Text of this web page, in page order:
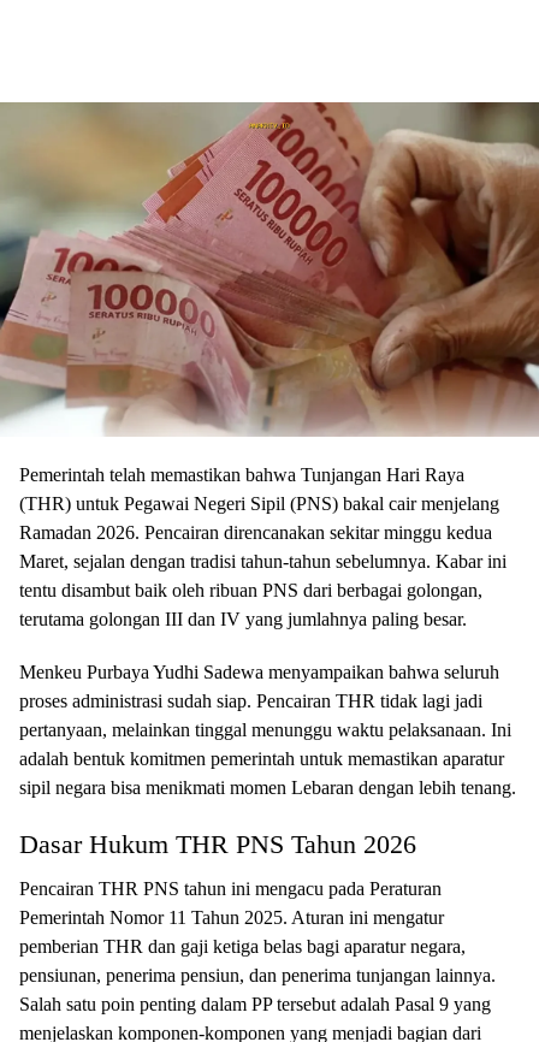
Pemerintah telah memastikan bahwa Tunjangan Hari Raya
(THR) untuk Pegawai Negeri Sipil (PNS) bakal cair menjelang
Ramadan 2026. Pencairan direncanakan sekitar minggu kedua
Maret, sejalan dengan tradisi tahun-tahun sebelumnya. Kabar ini
tentu disambut baik oleh ribuan PNS dari berbagai golongan,
terutama golongan III dan IV yang jumlahnya paling besar.
Menkeu Purbaya Yudhi Sadewa menyampaikan bahwa seluruh
proses administrasi sudah siap. Pencairan THR tidak lagi jadi
pertanyaan, melainkan tinggal menunggu waktu pelaksanaan. Ini
adalah bentuk komitmen pemerintah untuk memastikan aparatur
sipil negara bisa menikmati momen Lebaran dengan lebih tenang.
Dasar Hukum THR PNS Tahun 2026
Pencairan THR PNS tahun ini mengacu pada Peraturan
Pemerintah Nomor 11 Tahun 2025. Aturan ini mengatur
pemberian THR dan gaji ketiga belas bagi aparatur negara,
pensiunan, penerima pensiun, dan penerima tunjangan lainnya.
Salah satu poin penting dalam PP tersebut adalah Pasal 9 yang
menjelaskan komponen-komponen yang menjadi bagian dari